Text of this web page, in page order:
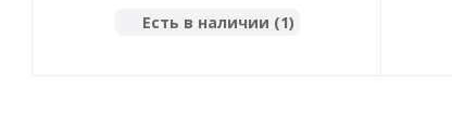
Есть в наличии (1)